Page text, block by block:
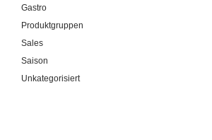
Gastro
Produktgruppen
Sales
Saison
Unkategorisiert